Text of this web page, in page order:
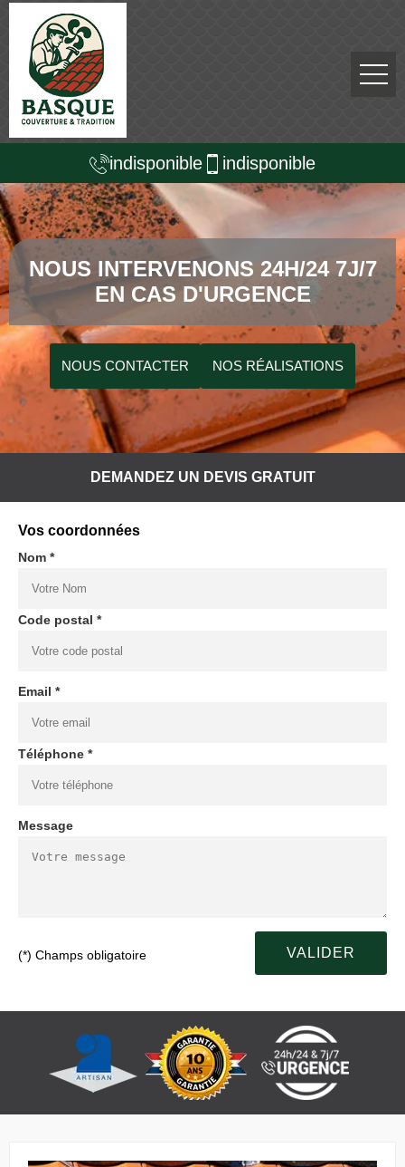
indisponible indisponible
NOUS INTERVENONS 24H/24 7J/7
EN CAS D'URGENCE
NOUS CONTACTER NOS RÉALISATIONS
DEMANDEZ UN DEVIS GRATUIT
Vos coordonnées
Nom *
Code postal *
Email *
Téléphone *
Message
(*) Champs obligatoire